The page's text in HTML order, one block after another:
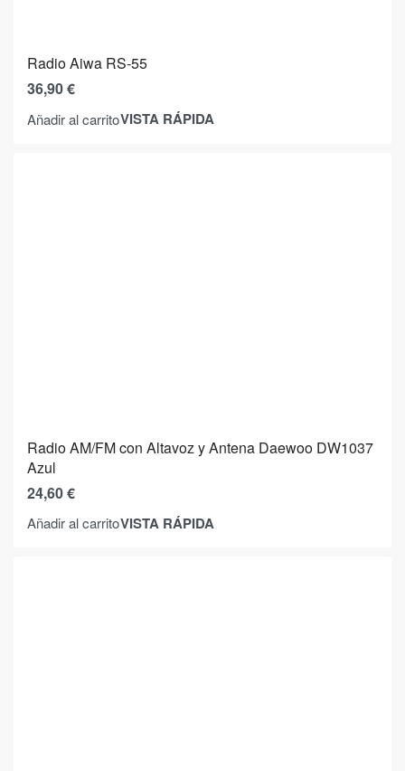
Radio Aiwa RS-55
36,90€
Añadir al carritoVISTA RÁPIDA
Radio AM/FM con Altavoz y Antena Daewoo DW1037
Azul
24,60€
Añadir al carritoVISTA RÁPIDA